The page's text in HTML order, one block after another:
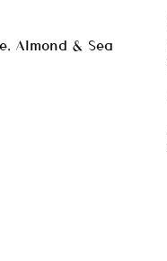
Almond & Sea